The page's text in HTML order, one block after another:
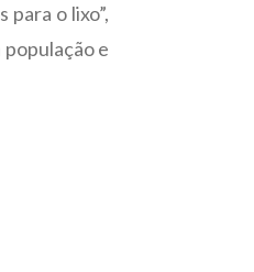
o lixo”,
e